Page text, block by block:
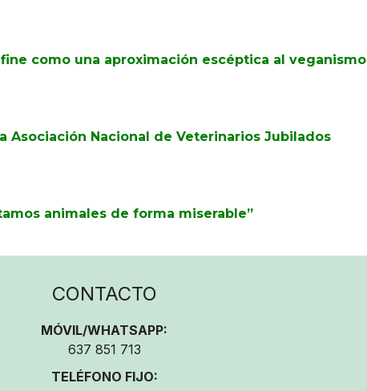
como una aproximación escéptica al veganismo
Asociación Nacional de Veterinarios Jubilados
animales de forma miserable”
CONTACTO
MÓVIL/WHATSAPP:
637 851 713
TELÉFONO FIJO: